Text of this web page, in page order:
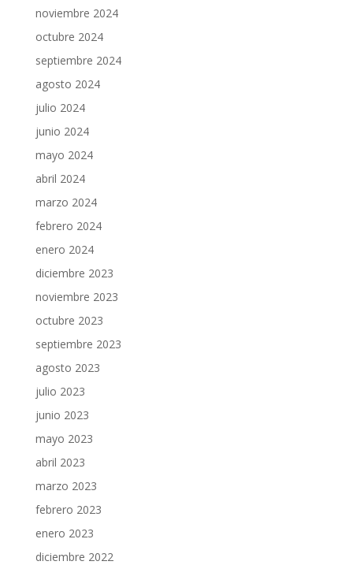
noviembre 2024
octubre 2024
septiembre 2024
agosto 2024
julio 2024
junio 2024
mayo 2024
abril 2024
marzo 2024
febrero 2024
enero 2024
diciembre 2023
noviembre 2023
octubre 2023
septiembre 2023
agosto 2023
julio 2023
junio 2023
mayo 2023
abril 2023
marzo 2023
febrero 2023
enero 2023
diciembre 2022